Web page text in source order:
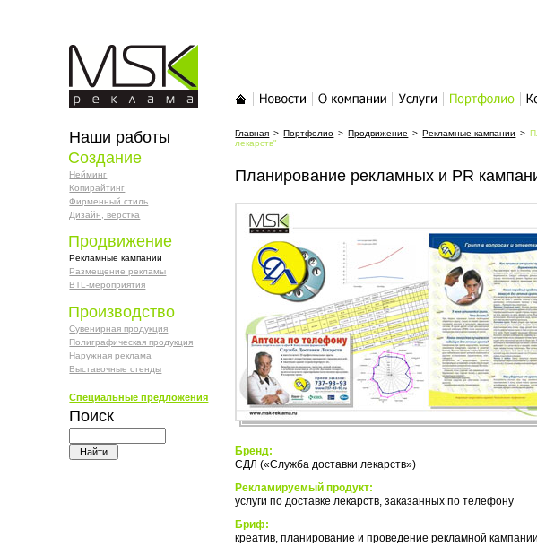
MSK-реклама
Главная > Портфолио > Продвижение > Рекламные кампании >
лекарств"
Планирование рекламных и PR
Бренд:
СДЛ («Служба доставки лекарств»)
Рекламируемый продукт:
услуги по доставке лекарств, заказанных по телефону
Бриф:
креатив, планирование и проведение рекламной кампании
Наши работы
Создание
Нейминг
Копирайтинг
Фирменный стиль
Дизайн, верстка
Продвижение
Рекламные кампании
Размещение рекламы
BTL-мероприятия
Производство
Сувенирная продукция
Полиграфическая продукция
Наружная реклама
Выставочные стенды
Специальные предложения
Поиск